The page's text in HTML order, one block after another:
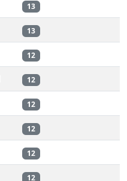
13
13
12
12
12
12
12
12